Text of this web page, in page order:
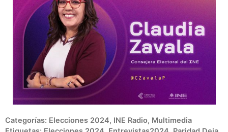
Categorías: Elecciones 2024, INE Radio, Multimedia